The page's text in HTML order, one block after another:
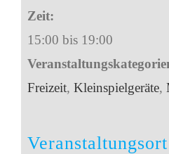
Zeit:
15:00 bis 19:00
Freizeit, Kleinspielgeräte,
Veranstaltungsort